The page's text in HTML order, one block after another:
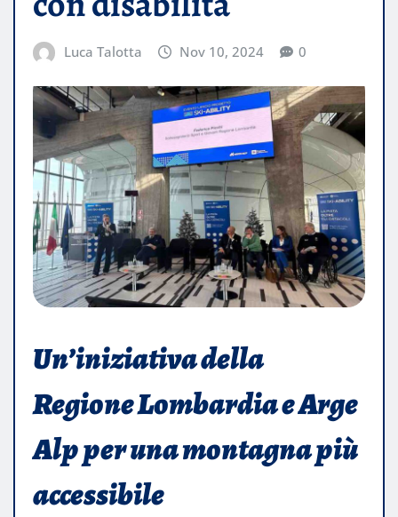
Luca Talotta Nov 10, 2024 0
Un’iniziativa della
Regione Lombardia e Arge
Alp per una montagna più
accessibile